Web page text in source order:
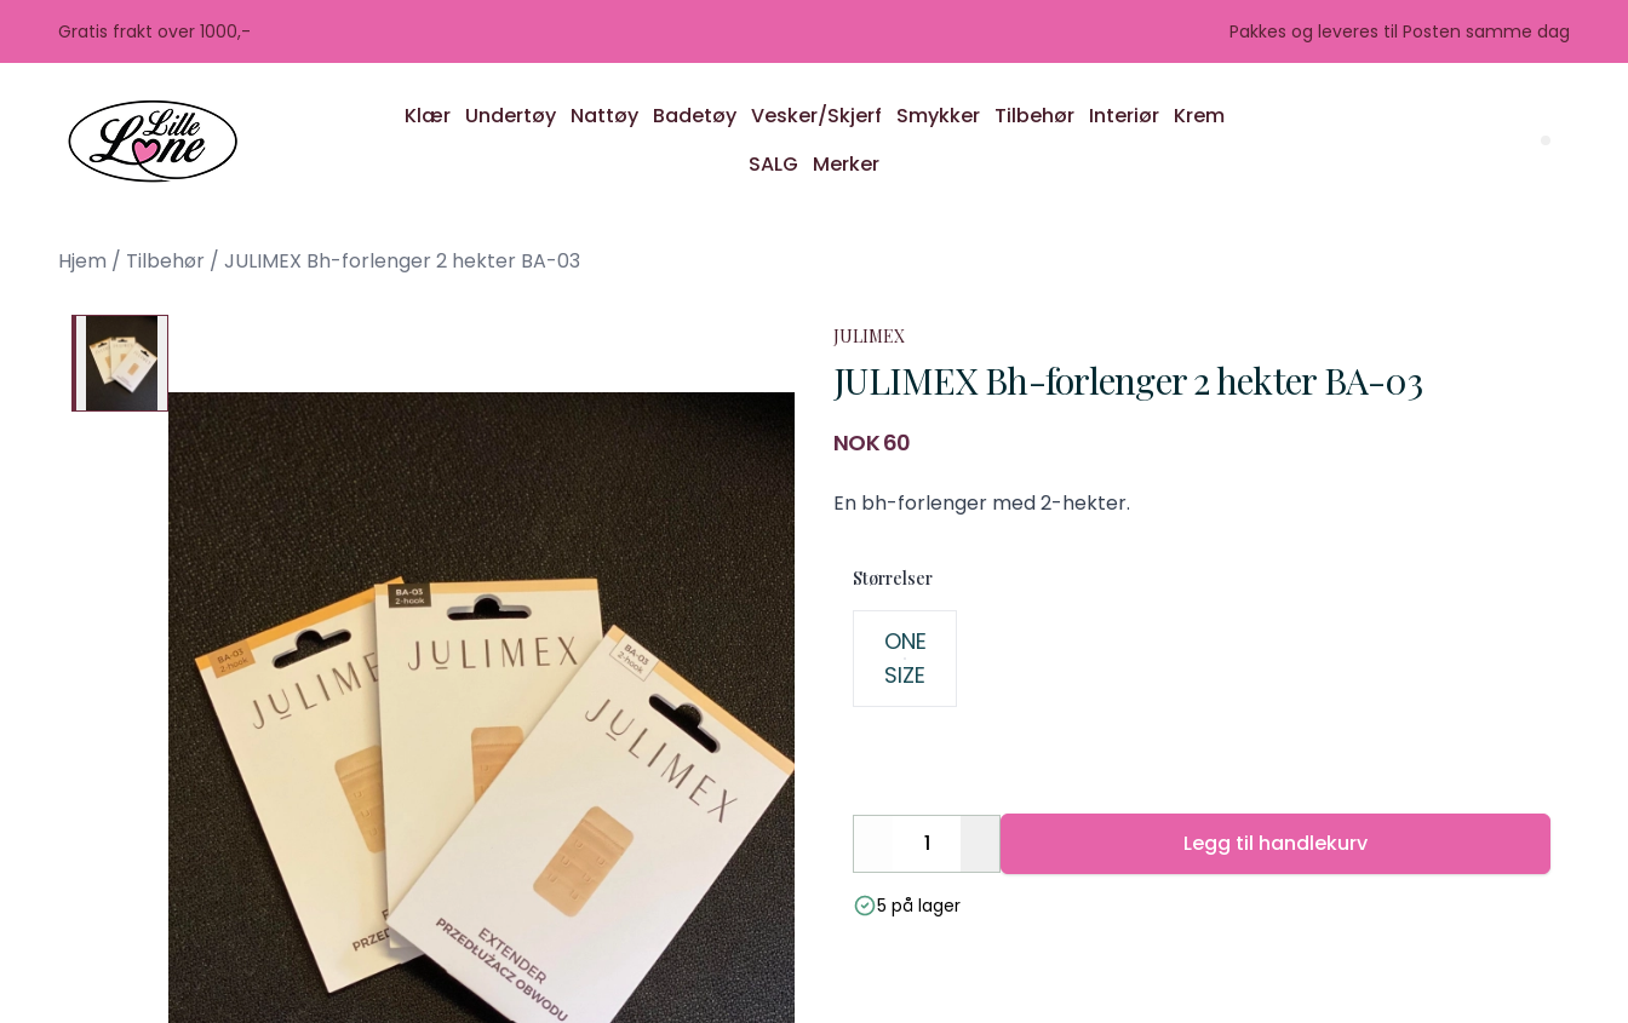
Gratis frakt over 1000,- Pakkes og leveres til Posten samme dag
Klær Undertøy Nattøy Badetøy Vesker/Skjerf Smykker Tilbehør Interiør Krem
SALG
Merker
Hjem / Tilbehør / JULIMEX Bh-forlenger 2 hekter BA-03
JULIMEX
JULIMEX Bh-forlenger 2 hekter BA-03
Produktdetaljer
NOK 60
Description
En bh-forlenger med 2-hekter.
Størrelser
Velg en Størrelser
ONE
SIZE
Decrease Legg til handlekurv
5 på lager